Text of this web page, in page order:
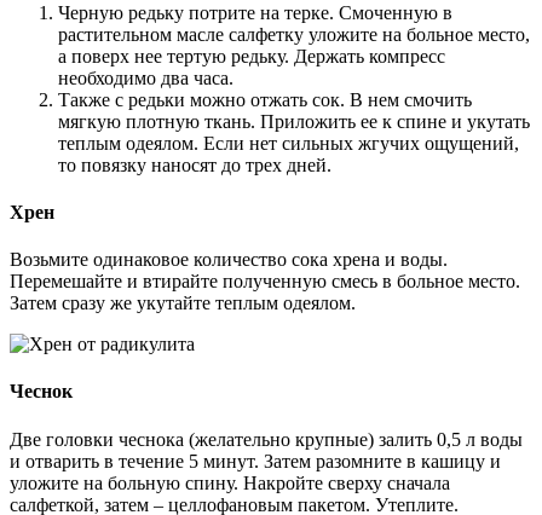
Черную редьку потрите на терке. Смоченную в
растительном масле салфетку уложите на больное место,
а поверх нее тертую редьку. Держать компресс
необходимо два часа.
Также с редьки можно отжать сок. В нем смочить
мягкую плотную ткань. Приложить ее к спине и укутать
теплым одеялом. Если нет сильных жгучих ощущений,
то повязку наносят до трех дней.
Хрен
Возьмите одинаковое количество сока хрена и воды.
Перемешайте и втирайте полученную смесь в больное место.
Затем сразу же укутайте теплым одеялом.
Чеснок
Две головки чеснока (желательно крупные) залить 0,5 л воды
и отварить в течение 5 минут. Затем разомните в кашицу и
уложите на больную спину. Накройте сверху сначала
салфеткой, затем – целлофановым пакетом. Утеплите.